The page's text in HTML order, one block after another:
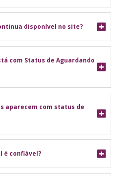
disponível no site?
com Status de Aguardando
aparecem com status de
é confiável?